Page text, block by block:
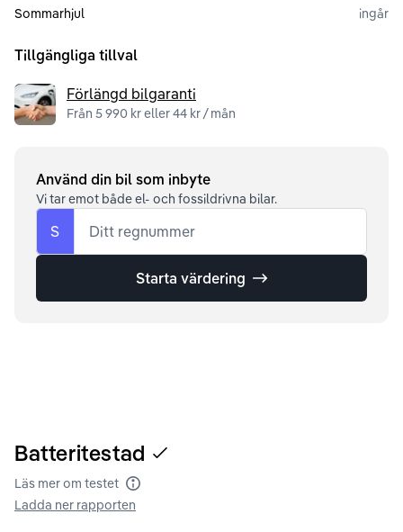
Sommarhjul
ingår
Tillgängliga tillval
Förlängd bilgaranti
Från 5 990 kr eller 44 kr / mån
Använd din bil som inbyte
Vi tar emot både el- och fossildrivna bilar.
S Ditt regnummer
Starta värdering
Batteritestad
Läs mer om testet Batteritest
Ladda ner rapporten